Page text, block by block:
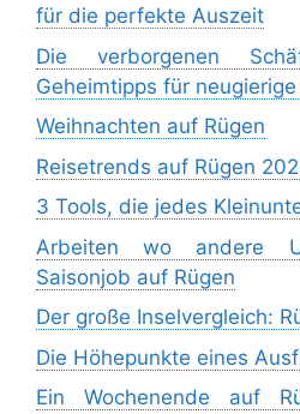
für die perfekte Auszeit
Die verborgenen
Geheimtipps für
Weihnachten auf Rügen
Reisetrends auf Rügen
3 Tools, die jedes
Arbeiten wo andere
Saisonjob auf Rügen
Der große Inselvergleich:
Die Höhepunkte eines
Ein Wochenende auf